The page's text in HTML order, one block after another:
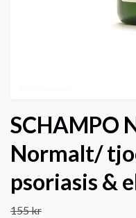
SCHAMPO
Normalt/
psoriasis &
155 kr